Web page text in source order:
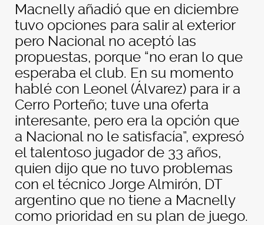
Macnelly añadió que en diciembre
tuvo opciones para salir al exterior
pero Nacional no aceptó las
propuestas, porque “no eran lo que
esperaba el club. En su momento
hablé con Leonel (Álvarez) para ir a
Cerro Porteño; tuve una oferta
interesante, pero era la opción que
a Nacional no le satisfacía”, expresó
el talentoso jugador de 33 años,
quien dijo que no tuvo problemas
con el técnico Jorge Almirón, DT
argentino que no tiene a Macnelly
como prioridad en su plan de juego.